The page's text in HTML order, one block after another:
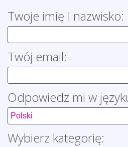
Twoje imię I nazwisko:
Twój email:
Odpowiedz mi w
Wybierz kategorię: